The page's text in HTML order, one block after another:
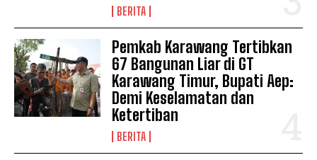
BERITA
Pemkab Karawang Tertibkan
67 Bangunan Liar di GT
Karawang Timur, Bupati Aep:
Demi Keselamatan dan
Ketertiban
BERITA